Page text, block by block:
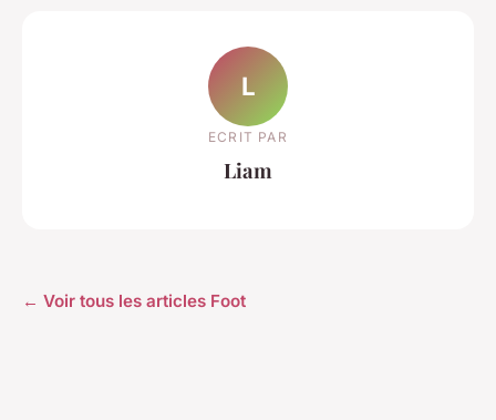
L
ECRIT PAR
Liam
← Voir tous les articles Foot